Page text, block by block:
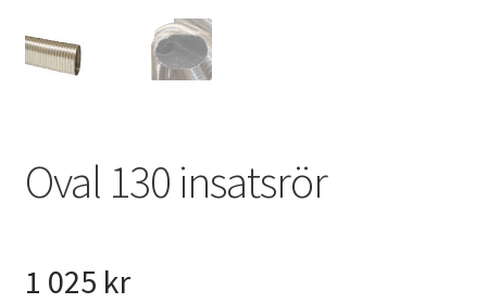
Fynd
Oval 130 insatsrör
1 025 kr